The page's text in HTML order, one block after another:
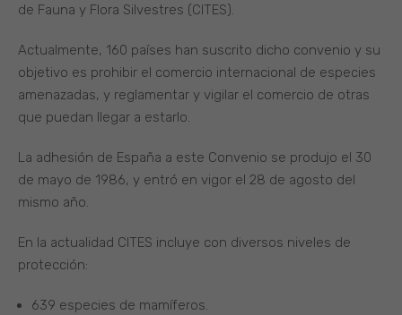
de Fauna y Flora Silvestres (CITES).
Actualmente, 160 países han suscrito dicho convenio y su
objetivo es prohibir el comercio internacional de especies
amenazadas, y reglamentar y vigilar el comercio de otras
que puedan llegar a estarlo.
La adhesión de España a este Convenio se produjo el 30
de mayo de 1986, y entró en vigor el 28 de agosto del
mismo año.
En la actualidad CITES incluye con diversos niveles de
protección:
639 especies de mamíferos.